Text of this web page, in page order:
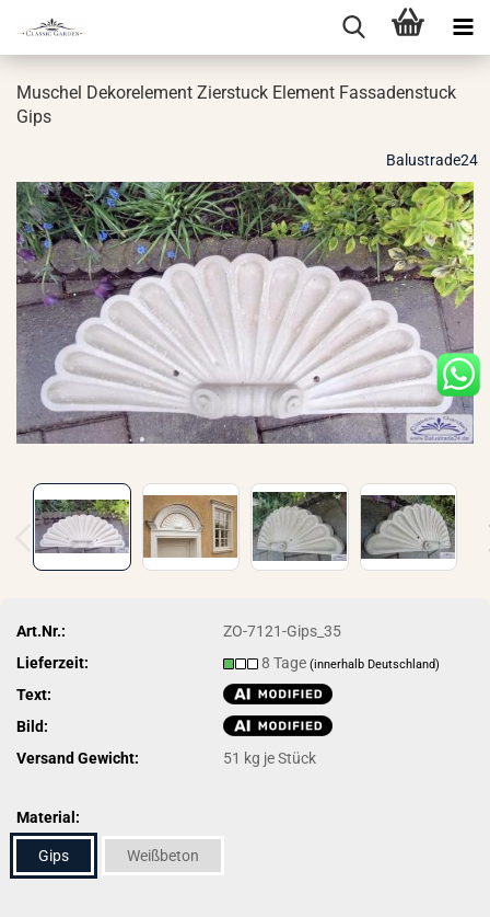
Mu­schel De­kor­ele­ment Zier­stuck Ele­ment Fas­sa­den­stuck
Gips
Balustrade24
Art.Nr.:
ZO-7121-Gips_35
Lieferzeit:
8 Tage(innerhalb Deutschland)
Text:
Bild:
Versand Gewicht:
51 kg je Stück
Material:
Gips Weißbeton